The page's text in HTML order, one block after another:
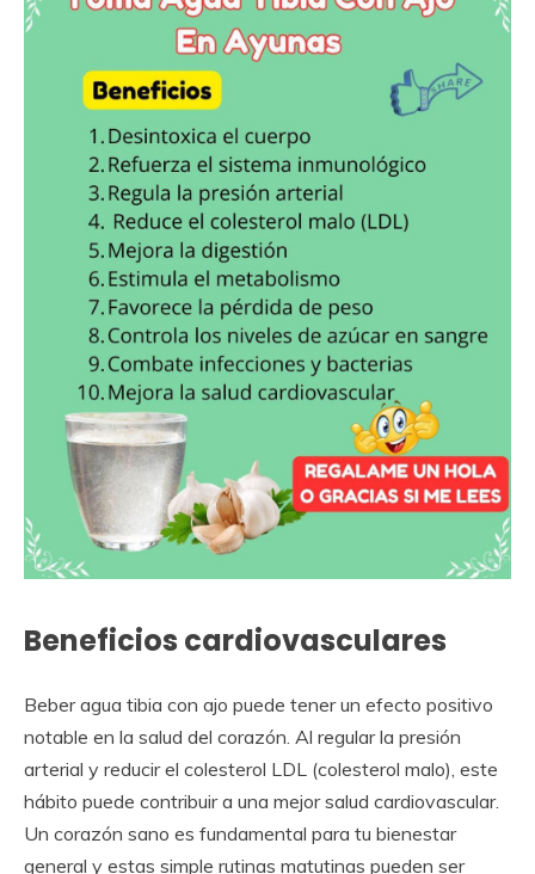
Beneficios cardiovasculares
Beber agua tibia con ajo puede tener un efecto positivo
notable en la salud del corazón. Al regular la presión
arterial y reducir el colesterol LDL (colesterol malo), este
hábito puede contribuir a una mejor salud cardiovascular.
Un corazón sano es fundamental para tu bienestar
general y estas simple rutinas matutinas pueden ser